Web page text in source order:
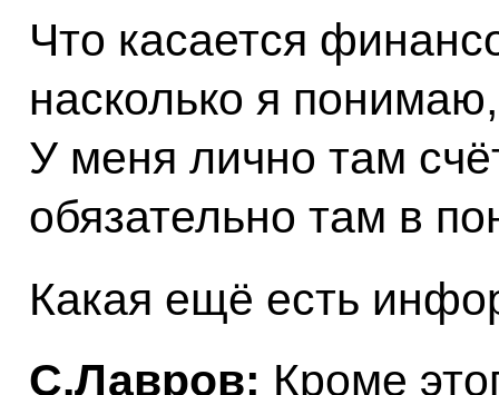
Что касается
насколько я
У меня лично там
обязательно там в
Какая ещё есть
С.Лавров: Кроме